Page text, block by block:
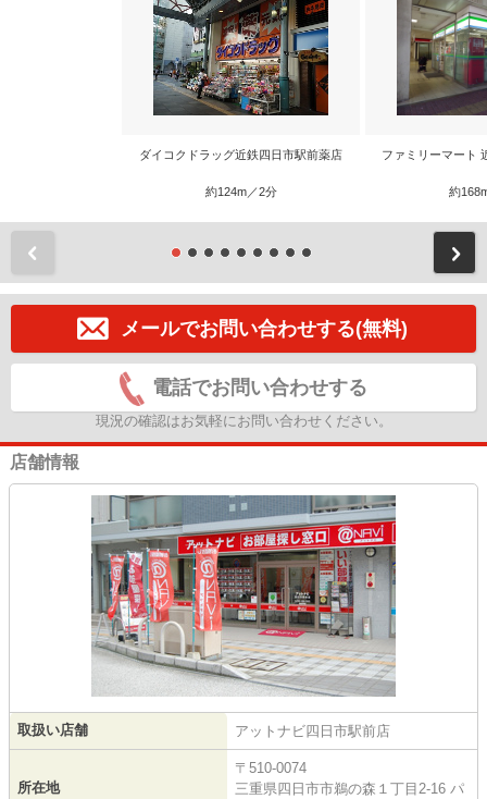
ダイコクドラッグ近鉄四日市駅前薬店
約124m／2分
ファミリーマート
約
メールでお問い合わせする(無料)
電話でお問い合わせする
現況の確認はお気軽にお問い合わせください。
店舗情報
取扱い店舗 アットナビ四日市駅前店
所在地
〒510-0074
三重県四日市市鵜の森１丁目2-16 パ